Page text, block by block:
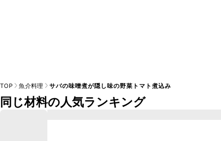
TOP 魚介料理 サバの味噌煮が隠し味の野菜トマト煮込み
同じ材料の人気ランキング